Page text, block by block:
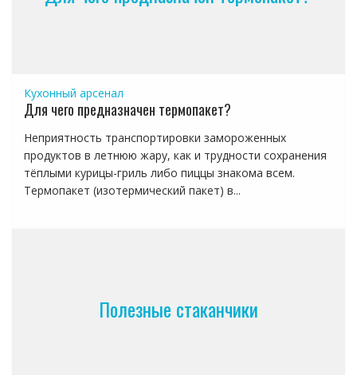
Кухонный арсенал
Для чего предназначен термопакет?
Неприятность транспортировки замороженных
продуктов в летнюю жару, как и трудности сохранения
тёплыми курицы-гриль либо пиццы знакома всем.
Термопакет (изотермический пакет) в...
Полезные стаканчики